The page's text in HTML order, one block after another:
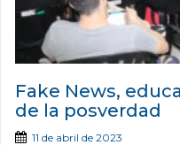
Fake News,
de la posverdad
11 de abril de 2023